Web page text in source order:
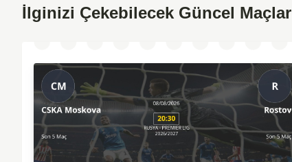
İlginizi Çekebilecek Güncel Maçlar